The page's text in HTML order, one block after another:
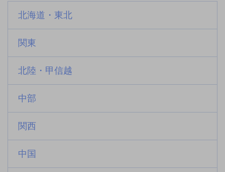
北海道・東北
関東
北陸・甲信越
中部
関西
中国